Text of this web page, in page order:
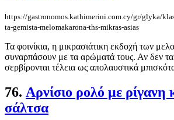
https://gastronomos.kathimerini.com.cy/gr/glyka/
ta-gemista-melomakarona-ths-mikras-asias
Τα φοινίκια, η μικρασιάτικη εκδοχή των
συναρπάσουν με τα αρώματά τους. Αν δεν τα
σερβίρονται τέλεια ως απολαυστικά
76. Αρνίσιο ρολό με ρίγανη
σάλτσα